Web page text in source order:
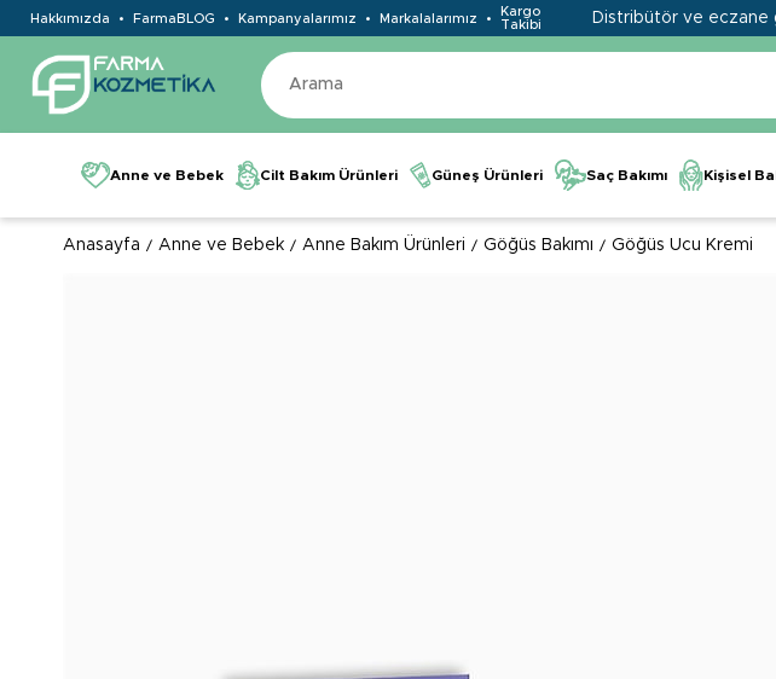
Hakkımızda FarmaBLOG Kampanyalarımız Markalalarımız
Kargo
Takibi
Distribütör ve eczane
Anne ve Bebek Cilt Bakım Ürünleri Güneş Ürünleri Saç Bakımı Kişisel
Anasayfa Anne ve Bebek Anne Bakım Ürünleri Göğüs Bakımı Göğüs Ucu Kremi